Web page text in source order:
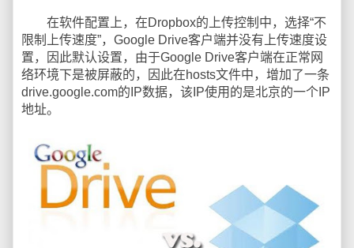
在软件配置上，在Dropbox的上传控制中，选择“不
限制上传速度”，Google Drive客户端并没有上传速度设
置，因此默认设置，由于Google Drive客户端在正常网
络环境下是被屏蔽的，因此在hosts文件中，增加了一条
drive.google.com的IP数据，该IP使用的是北京的一个IP
地址。